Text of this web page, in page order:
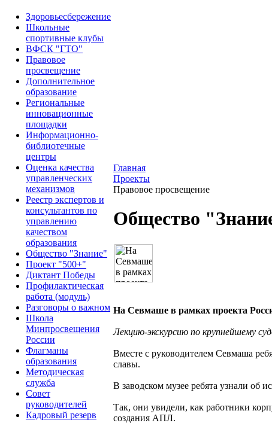
Здоровьесбережение
Школьные
спортивные клубы
ВФСК "ГТО"
Правовое
просвещение
Дополнительное
образование
Региональные
инновационные
площадки
Информационно-
библиотечные
центры
Оценка качества
управленческих
механизмов
Реестр экспертов и
консультантов по
управлению
качеством
образования
Общество "Знание"
Проект "500+"
Диктант Победы
Профилактическая
работа (модуль)
Разговоры о важном
Школа
Минпросвещения
России
Флагманы
образования
Методическая
служба
Совет
руководителей
Кадровый резерв
Главная
Проекты
Правовое просвещение
Общество
На Севмаше в рамках проекта
Лекцию-экскурсию по крупнейшему
Вместе с руководителем Севмаша
славы.
В заводском музее ребята узнали об
Так, они увидели, как работники
создания АПЛ.